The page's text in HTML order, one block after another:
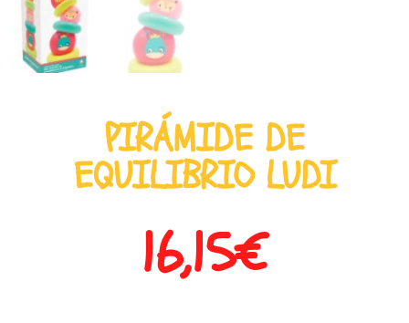
PIRÁMIDE DE
EQUILIBRIO LUDI
16,15€